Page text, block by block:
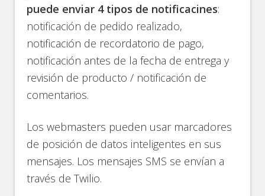
puede enviar 4 tipos de notificacines:
notificación de pedido realizado,
notificación de recordatorio de pago,
notificación antes de la fecha de entrega y
revisión de producto / notificación de
comentarios.
Los webmasters pueden usar marcadores
de posición de datos inteligentes en sus
mensajes. Los mensajes SMS se envían a
través de Twilio.